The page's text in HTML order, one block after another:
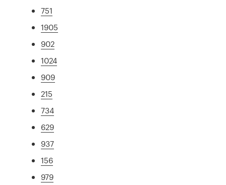
751
1905
902
1024
909
215
734
629
937
156
979